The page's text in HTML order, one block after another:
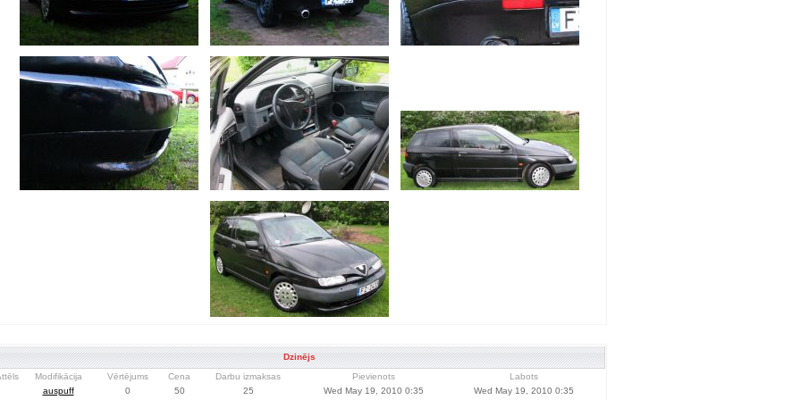
Dzinējs
Modifikācija Vērtējums Cena Darbu izmaksas Pievienots
Labots
auspuff
0 50 25 Wed May 19, 2010 0:35 Wed May 19, 2010 0:35